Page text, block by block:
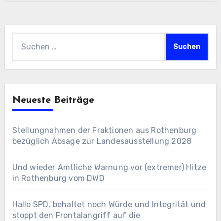
Neueste Beiträge
Stellungnahmen der Fraktionen aus Rothenburg
bezüglich Absage zur Landesausstellung 2028
Und wieder Amtliche Warnung vor (extremer) Hitze
in Rothenburg vom DWD
Hallo SPD, behaltet noch Würde und Integrität und
stoppt den Frontalangriff auf die